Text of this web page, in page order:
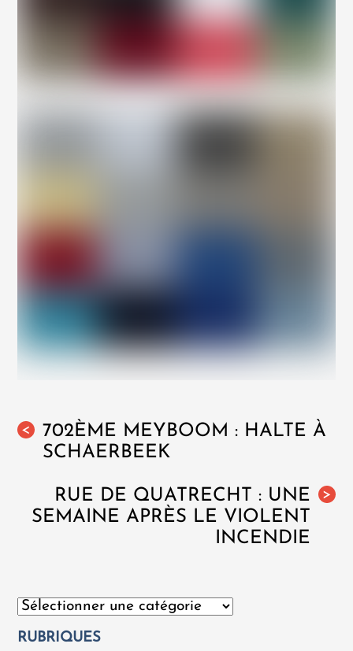
<
702ÈME MEYBOOM : HALTE À
SCHAERBEEK
>
RUE DE QUATRECHT : UNE
SEMAINE APRÈS LE VIOLENT
INCENDIE
Catégories
RUBRIQUES